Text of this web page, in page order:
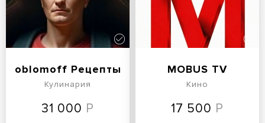
oblomoff Рецепты
Кулинария
31 000
MOBUS TV
Кино
17 500